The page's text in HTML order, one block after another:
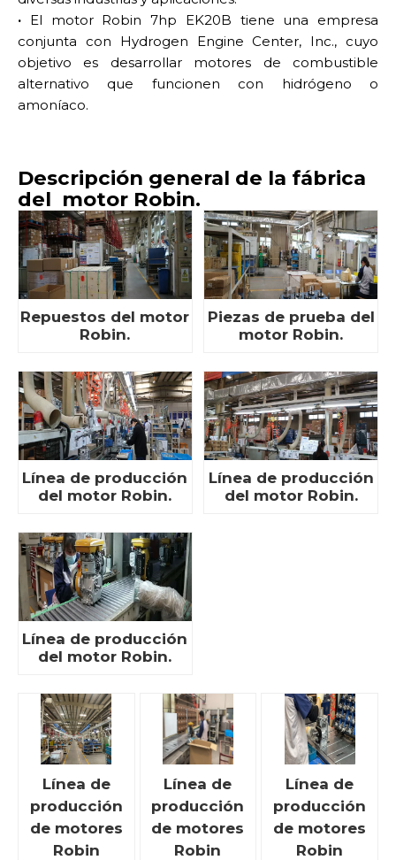
· El motor Robin 7hp EK20B tiene una empresa
conjunta con Hydrogen Engine Center, Inc., cuyo
objetivo es desarrollar motores de combustible
alternativo que funcionen con hidrógeno o
amoníaco.
Descripción general de la fábrica
del motor Robin.
Repuestos del motor
Robin.
Piezas de prueba del
motor Robin.
Línea de producción
del motor Robin.
Línea de producción
del motor Robin.
Línea de producción
del motor Robin.
Línea de
producción
de motores
Robin
Línea de
producción
de motores
Robin
Línea de
producción
de motores
Robin